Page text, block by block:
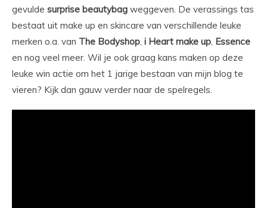
gevulde surprise beautybag weggeven. De verassings tas
bestaat uit make up en skincare van verschillende leuke
merken o.a. van The Bodyshop, i Heart make up, Essence
en nog veel meer. Wil je ook graag kans maken op deze
leuke win actie om het 1 jarige bestaan van mijn blog te
vieren? Kijk dan gauw verder naar de spelregels.